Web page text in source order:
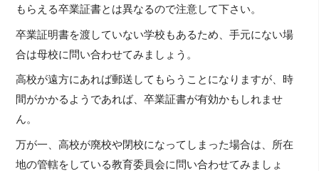
もらえる卒業証書とは異なるので注意して下さい。
卒業証明書を渡していない学校もあるため、手元にない場
合は母校に問い合わせてみましょう。
高校が遠方にあれば郵送してもらうことになりますが、時
間がかかるようであれば、卒業証書が有効かもしれませ
ん。
万が一、高校が廃校や閉校になってしまった場合は、所在
地の管轄をしている教育委員会に問い合わせてみましょ